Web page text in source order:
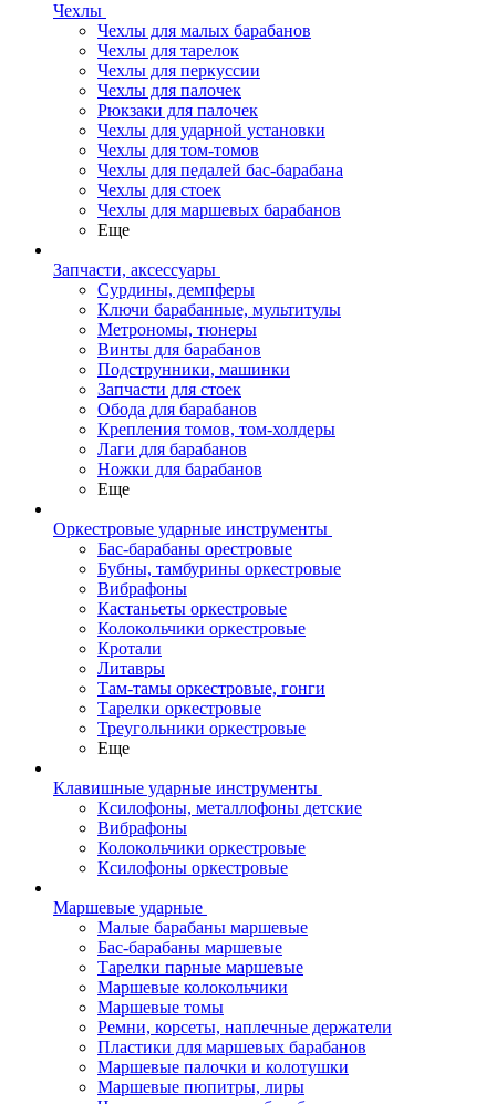
Чехлы
Чехлы для малых барабанов
Чехлы для тарелок
Чехлы для перкуссии
Чехлы для палочек
Рюкзаки для палочек
Чехлы для ударной установки
Чехлы для том-томов
Чехлы для педалей бас-барабана
Чехлы для стоек
Чехлы для маршевых барабанов
Еще
Запчасти, аксессуары
Сурдины, демпферы
Ключи барабанные, мультитулы
Метрономы, тюнеры
Винты для барабанов
Подструнники, машинки
Запчасти для стоек
Обода для барабанов
Крепления томов, том-холдеры
Лаги для барабанов
Ножки для барабанов
Еще
Оркестровые ударные инструменты
Бас-барабаны орестровые
Бубны, тамбурины оркестровые
Вибрафоны
Кастаньеты оркестровые
Колокольчики оркестровые
Кротали
Литавры
Там-тамы оркестровые, гонги
Тарелки оркестровые
Треугольники оркестровые
Еще
Клавишные ударные инструменты
Ксилофоны, металлофоны детские
Вибрафоны
Колокольчики оркестровые
Ксилофоны оркестровые
Маршевые ударные
Малые барабаны маршевые
Бас-барабаны маршевые
Тарелки парные маршевые
Маршевые колокольчики
Маршевые томы
Ремни, корсеты, наплечные держатели
Пластики для маршевых барабанов
Маршевые палочки и колотушки
Маршевые пюпитры, лиры